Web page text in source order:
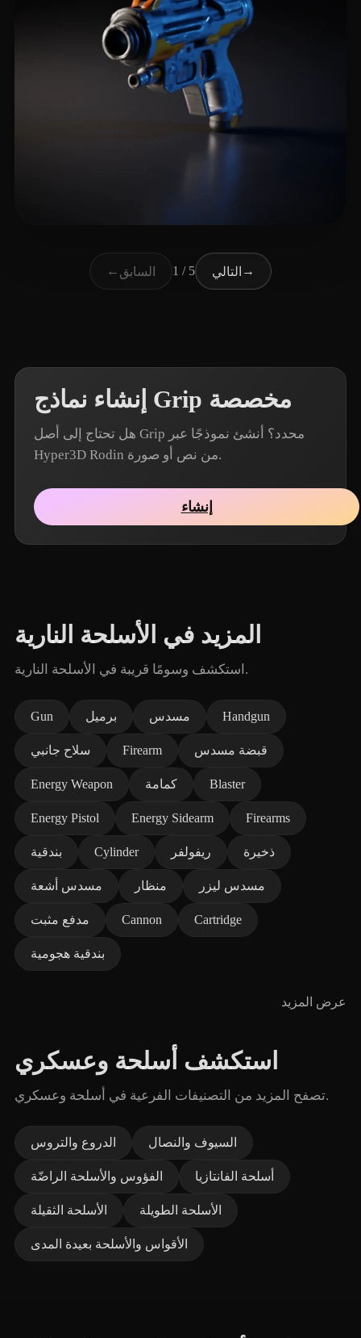
← السابق 1 / 5 التالي →
إنشاء نماذج Grip مخصصة
هل تحتاج إلى أصل Grip محدد؟ أنشئ نموذجًا عبر
Hyper3D Rodin من نص أو صورة.
إنشاء
المزيد في الأسلحة النارية
استكشف وسومًا قريبة في الأسلحة النارية.
Gun برميل مسدس Handgun
سلاح جانبي Firearm قبضة مسدس
Energy Weapon كمامة Blaster
Energy Pistol Energy Sidearm Firearms
بندقية Cylinder ريفولفر ذخيرة
مسدس أشعة منظار مسدس ليزر
مدفع مثبت Cannon Cartridge
بندقية هجومية
عرض المزيد
استكشف أسلحة وعسكري
تصفح المزيد من التصنيفات الفرعية في أسلحة وعسكري.
الدروع والتروس السيوف والنصال
الفؤوس والأسلحة الراضّة أسلحة الفانتازيا
الأسلحة الثقيلة الأسلحة الطويلة
الأقواس والأسلحة بعيدة المدى